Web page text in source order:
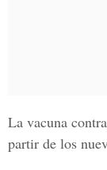
La vacuna
partir de los